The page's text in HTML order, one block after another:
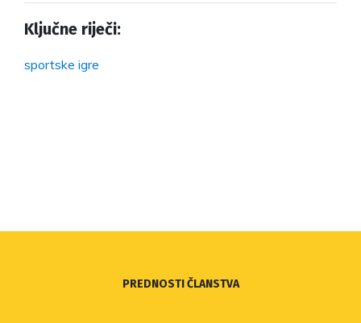
Ključne riječi:
sportske igre
PREDNOSTI ČLANSTVA